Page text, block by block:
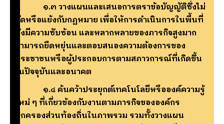
๑.๓ วางแผนและเสนอการตราข้อบัญญัติซึ่งไม่
ขัดหรือแย้งกับกฏหมาย เพื่อให้การดำเนินการในพื้นที่
ซึ่งมีความซับซ้อน และหลากหลายของภารกิจสูงมาก
สามารถยืดหยุ่นและตอบสนองความต้องการของ
ประชาชนหรือผู้ประกอบการตามสภาวการณ์ที่เกิดขึ้น
ในปัจจุบันและอนาคต
๑.๔ ค้นคว้าประยุกต์เทคโนโลยีหรือองค์ความรู้
ใหม่ ๆ ที่เกี่ยวข้องกับงานตามภารกิจขององค์กร
ปกครองส่วนท้องถิ่นในภาพรวม รวมทั้งวางแผน